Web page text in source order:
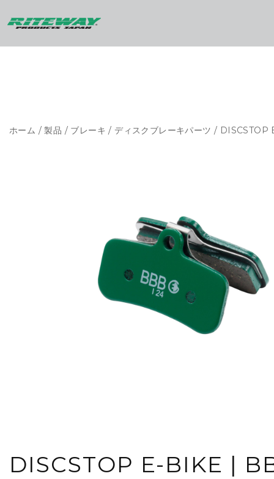
ホーム /製品 / ブレーキ /ディスクブレーキパーツ / DISCSTOP
DISCSTOP E-BIKE |